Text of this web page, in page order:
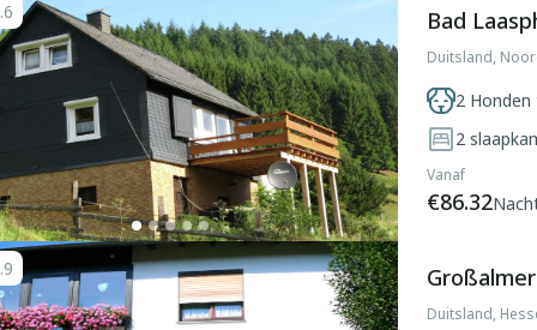
Bad
Duitsland,
2
2
Vanaf
€86.32
Duitsland,